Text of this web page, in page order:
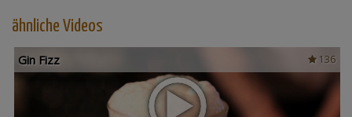
ähnliche Videos
136
Gin Fizz